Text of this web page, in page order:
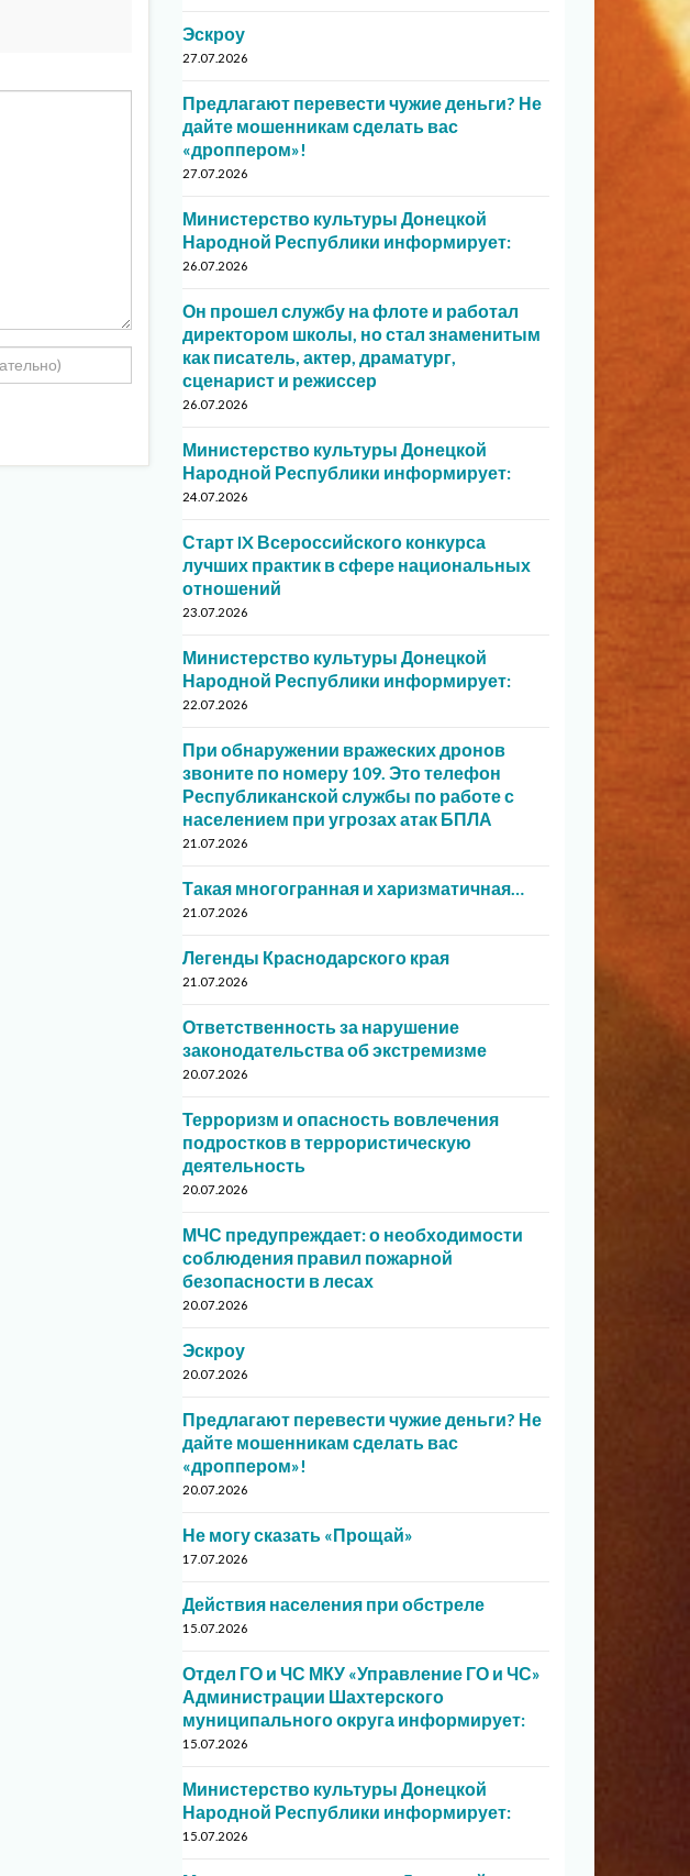
Эскроу
27.07.2026
Предлагают перевести чужие деньги? Не
дайте мошенникам сделать вас
«дроппером»!
27.07.2026
Министерство культуры Донецкой
Народной Республики информирует:
26.07.2026
Он прошел службу на флоте и работал
директором школы, но стал знаменитым
как писатель, актер, драматург,
сценарист и режиссер
26.07.2026
Министерство культуры Донецкой
Народной Республики информирует:
24.07.2026
Старт IX Всероссийского конкурса
лучших практик в сфере национальных
отношений
23.07.2026
Министерство культуры Донецкой
Народной Республики информирует:
22.07.2026
При обнаружении вражеских дронов
звоните по номеру 109. Это телефон
Республиканской службы по работе с
населением при угрозах атак БПЛА
21.07.2026
Такая многогранная и харизматичная…
21.07.2026
Легенды Краснодарского края
21.07.2026
Ответственность за нарушение
законодательства об экстремизме
20.07.2026
Терроризм и опасность вовлечения
подростков в террористическую
деятельность
20.07.2026
МЧС предупреждает: о необходимости
соблюдения правил пожарной
безопасности в лесах
20.07.2026
Эскроу
20.07.2026
Предлагают перевести чужие деньги? Не
дайте мошенникам сделать вас
«дроппером»!
20.07.2026
Не могу сказать «Прощай»
17.07.2026
Действия населения при обстреле
15.07.2026
Отдел ГО и ЧС МКУ «Управление ГО и ЧС»
Администрации Шахтерского
муниципального округа информирует:
15.07.2026
Министерство культуры Донецкой
Народной Республики информирует:
15.07.2026